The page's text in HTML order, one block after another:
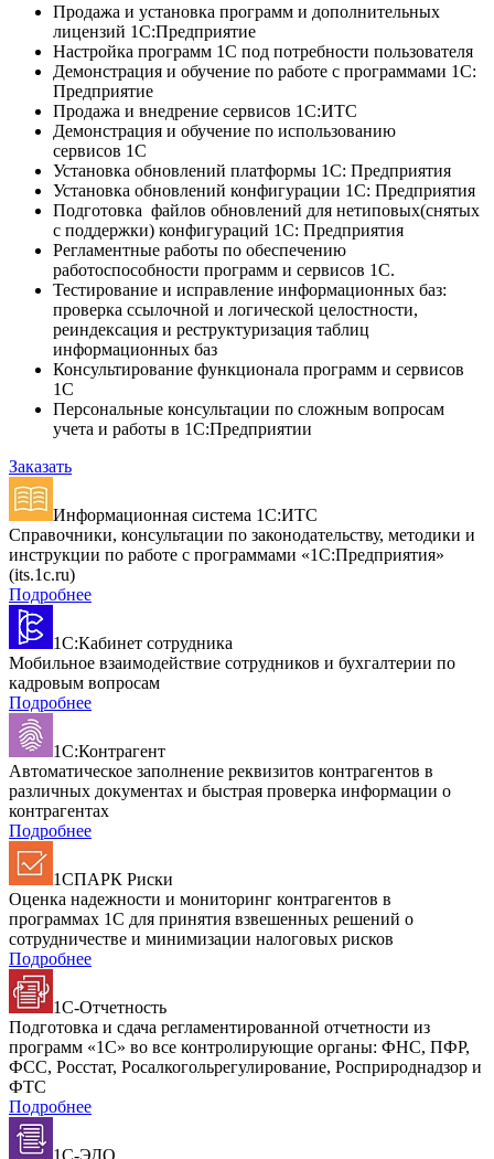
Продажа и установка программ и дополнительных
лицензий 1С:Предприятие
Настройка программ 1С под потребности пользователя
Демонстрация и обучение по работе с программами 1С:
Предприятие
Продажа и внедрение сервисов 1С:ИТС
Демонстрация и обучение по использованию
сервисов 1С
Установка обновлений платформы 1С: Предприятия
Установка обновлений конфигурации 1С: Предприятия
Подготовка файлов обновлений для нетиповых(снятых
с поддержки) конфигураций 1С: Предприятия
Регламентные работы по обеспечению
работоспособности программ и сервисов 1С.
Тестирование и исправление информационных баз:
проверка ссылочной и логической целостности,
реиндексация и реструктуризация таблиц
информационных баз
Консультирование функционала программ и сервисов
1С
Персональные консультации по сложным вопросам
учета и работы в 1С:Предприятии
Заказать
Информационная система 1С:ИТС
Справочники, консультации по законодательству, методики и
инструкции по работе с программами «1С:Предприятия»
(its.1c.ru)
Подробнее
1С:Кабинет сотрудника
Мобильное взаимодействие сотрудников и бухгалтерии по
кадровым вопросам
Подробнее
1С:Контрагент
Автоматическое заполнение реквизитов контрагентов в
различных документах и быстрая проверка информации о
контрагентах
Подробнее
1СПАРК Риски
Оценка надежности и мониторинг контрагентов в
программах 1С для принятия взвешенных решений о
сотрудничестве и минимизации налоговых рисков
Подробнее
1С-Отчетность
Подготовка и сдача регламентированной отчетности из
программ «1С» во все контролирующие органы: ФНС, ПФР,
ФСС, Росстат, Росалкогольрегулирование, Росприроднадзор и
ФТС
Подробнее
1С-ЭДО